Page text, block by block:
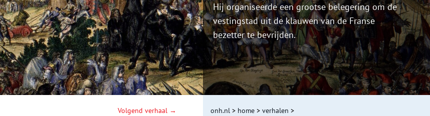
Hij organiseerde een grootse belegering om de
vestingstad uit de klauwen van de Franse
bezetter te bevrijden.
Volgend verhaal → onh.nl > home > verhalen >